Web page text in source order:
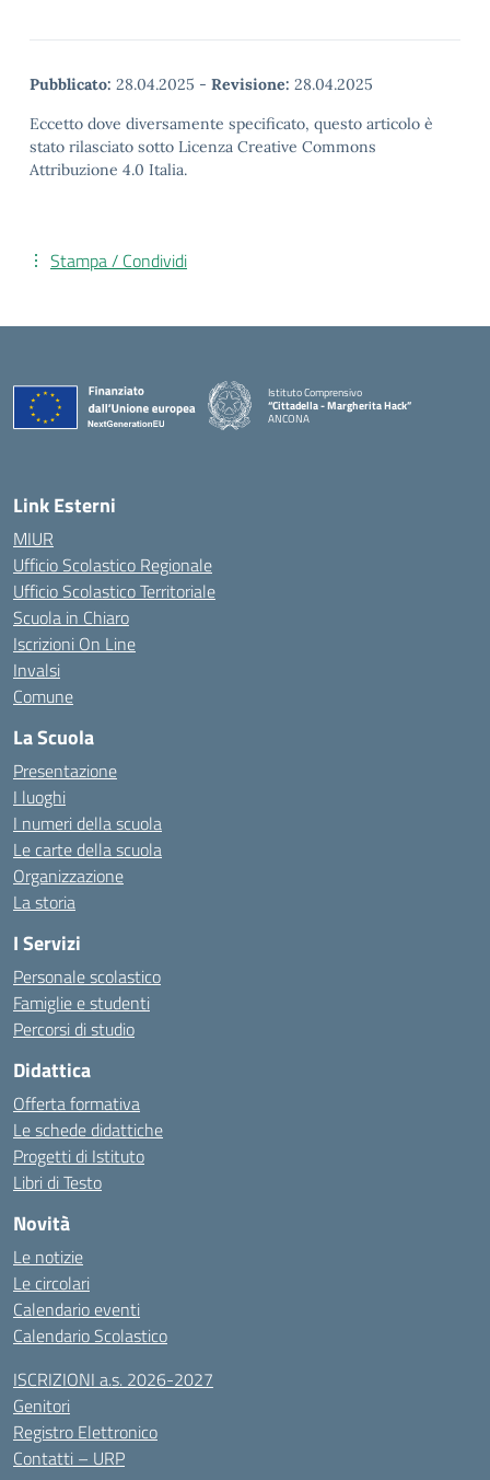
Pubblicato: 28.04.2025 - Revisione: 28.04.2025
Eccetto dove diversamente specificato, questo articolo è
stato rilasciato sotto Licenza Creative Commons
Attribuzione 4.0 Italia.
Stampa / Condividi
Istituto Comprensivo
“Cittadella - Margherita Hack”
ANCONA
Link Esterni
MIUR
Ufficio Scolastico Regionale
Ufficio Scolastico Territoriale
Scuola in Chiaro
Iscrizioni On Line
Invalsi
Comune
La Scuola
Presentazione
I luoghi
I numeri della scuola
Le carte della scuola
Organizzazione
La storia
I Servizi
Personale scolastico
Famiglie e studenti
Percorsi di studio
Didattica
Offerta formativa
Le schede didattiche
Progetti di Istituto
Libri di Testo
Novità
Le notizie
Le circolari
Calendario eventi
Calendario Scolastico
ISCRIZIONI a.s. 2026-2027
Genitori
Registro Elettronico
Contatti – URP